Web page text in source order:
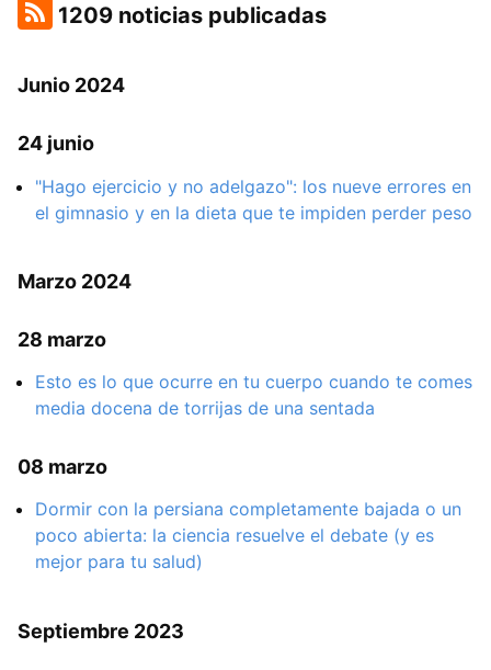
1209 noticias publicadas
Junio 2024
24 junio
"Hago ejercicio y no adelgazo": los nueve errores en
el gimnasio y en la dieta que te impiden perder peso
Marzo 2024
28 marzo
Esto es lo que ocurre en tu cuerpo cuando te comes
media docena de torrijas de una sentada
08 marzo
Dormir con la persiana completamente bajada o un
poco abierta: la ciencia resuelve el debate (y es
mejor para tu salud)
Septiembre 2023